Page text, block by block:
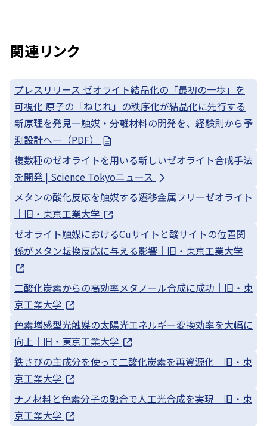
関連リンク
プレスリリース ゼオライト結晶化の「最初の一歩」を
可視化 原子の「ねじれ」の秩序化が結晶化に先行する
新原理を発見—触媒・分離材料の開発を、経験則から予
測設計へ—（PDF）
複数種のゼオライトを用いる新しいゼオライト合成手法
を開発 | Science Tokyoニュース
メタンの酸化反応を触媒する遷移金属フリーゼオライト
｜旧・東京工業大学
ゼオライト触媒におけるCuサイトと酸サイトの位置関
係がメタン転換反応に与える影響｜旧・東京工業大学
二酸化炭素からの高効率メタノール合成に成功｜旧・東
京工業大学
色素増感型光触媒の太陽光エネルギー変換効率を大幅に
向上｜旧・東京工業大学
鉄さびの主成分を使って二酸化炭素を再資源化｜旧・東
京工業大学
ナノ材料と色素分子の融合で人工光合成を実現｜旧・東
京工業大学